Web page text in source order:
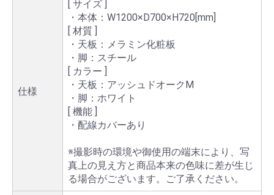
仕様
[ サイズ ]
・本体：W1200×D700×H720[mm]
[ 材質 ]
・天板：メラミン化粧板
・脚：スチール
[ カラー ]
・天板：アッシュドオークM
・脚：ホワイト
[ 機能 ]
・配線カバーあり
※撮影時の環境や御使用の端末により、写
真上の見え方と商品本来の色味に差が生じ
る場合がございます。ご了承ください。